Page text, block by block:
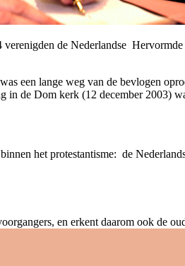
de Nederlandse
een lange weg van de bevlogen
de Dom kerk (12 december 2003)
het protestantisme: de
en erkent daarom ook de